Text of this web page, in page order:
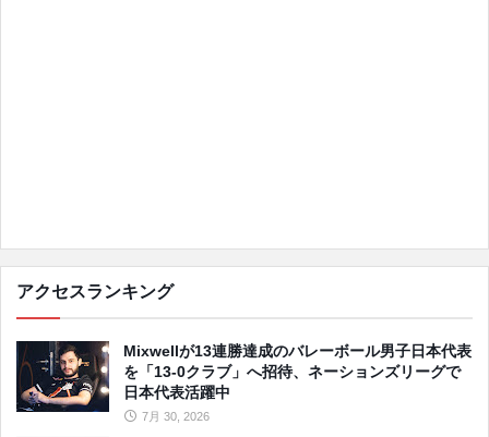
アクセスランキング
Mixwellが13連勝達成のバレーボール男子日本代表
を「13-0クラブ」へ招待、ネーションズリーグで
日本代表活躍中
7月 30, 2026